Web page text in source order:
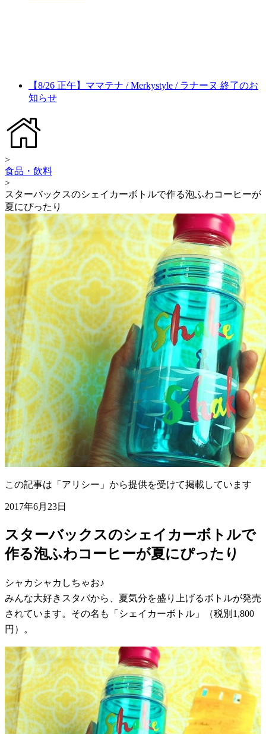
【8/26 正午】ママテナ / Merkystyle / ラナーヌ 終了のお
知らせ
>
食品・飲料
>
スターバックスのシェイカーボトルで作る泡ふわコーヒーが
夏にぴったり
この記事は「アリシー」から提供を受けて掲載しています
2017年6月23日
スターバックスのシェイカーボトルで
作る泡ふわコーヒーが夏にぴったり
シャカシャカしちゃお♪
みんな大好きスタバから、夏気分を盛り上げるボトルが発売
されています。その名も「シェイカーボトル」（税別1,800
円）。